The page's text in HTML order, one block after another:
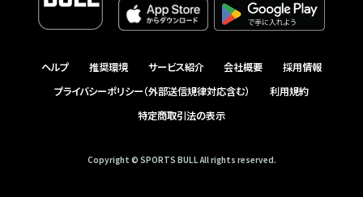
ヘルプ 推奨環境 サービス紹介 会社概要
採用情報
プライバシーポリシー（外部送信規律対応含む）
利用規約
特定商取引法の表示
Copyright © SPORTS BULL All rights reserved.